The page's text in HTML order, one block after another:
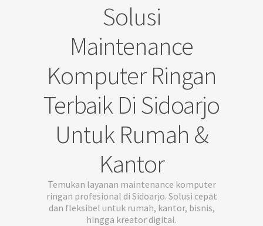
Solusi
Maintenance
Komputer Ringan
Terbaik Di Sidoarjo
Untuk Rumah &
Kantor
Temukan layanan maintenance komputer
ringan profesional di Sidoarjo. Solusi cepat
dan fleksibel untuk rumah, kantor, bisnis,
hingga kreator digital.